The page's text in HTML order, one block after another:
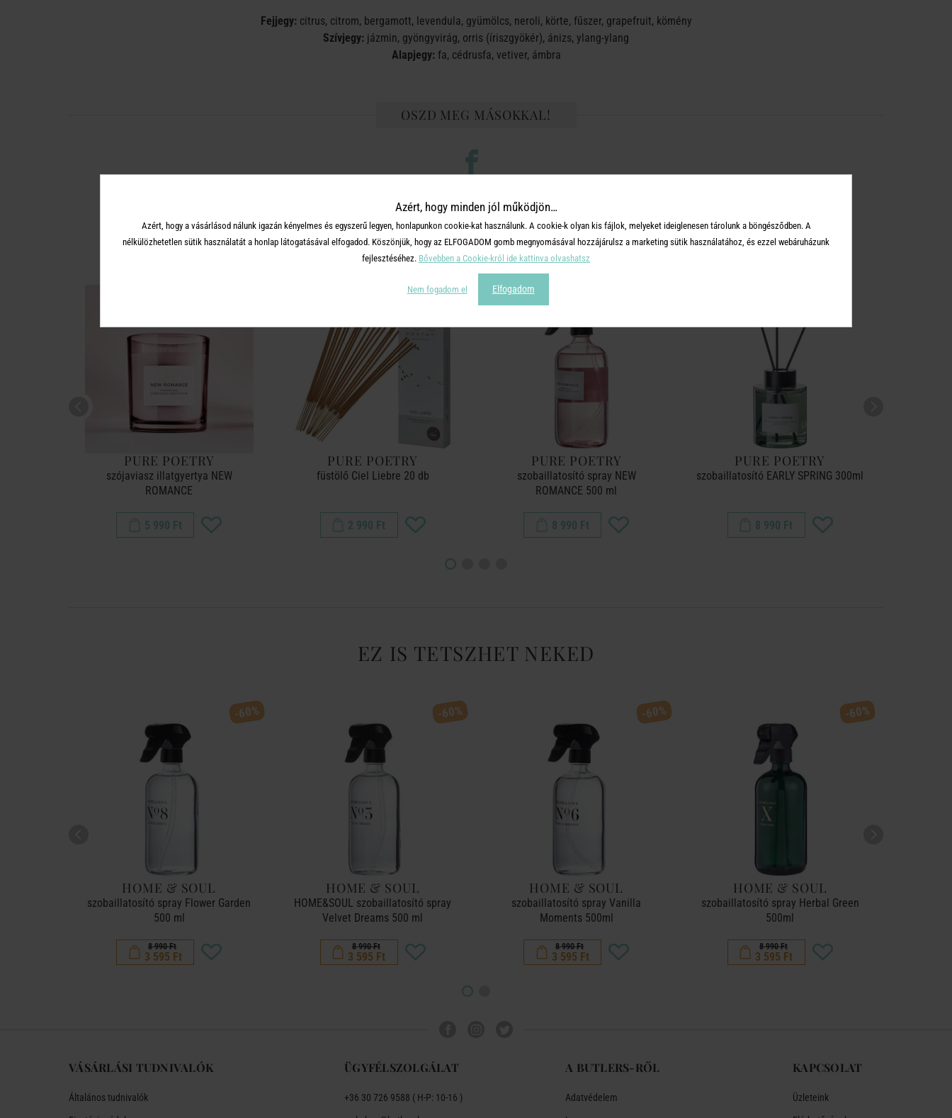
Fejjegy:citrus, citrom, bergamott, levendula, gyümölcs, neroli, körte, fűszer, grapefruit, kömény
Szívjegy: jázmin, gyöngyvirág, orris (íriszgyökér), ánizs, ylang-ylang
Alapjegy:fa, cédrusfa, vetiver, ámbra
OSZD MEG MÁSOKKAL!
A TERMÉKCSALÁD TOVÁBBI TERMÉKEI
PURE POETRY
szójaviasz illatgyertya NEW
ROMANCE
5 990 Ft
PURE POETRY
füstölő Ciel Liebre 20 db
2 990 Ft
PURE POETRY
szobaillatosító spray NEW
ROMANCE 500 ml
8 990 Ft
PURE POETRY
szobaillatosító EARLY SPRING 300ml
8 990 Ft
EZ IS TETSZHET NEKED
-60%
HOME & SOUL
szobaillatosító spray Flower Garden
500 ml
8 990 Ft
3 595 Ft
-60%
HOME & SOUL
HOME&SOUL szobaillatosító spray
Velvet Dreams 500 ml
8 990 Ft
3 595 Ft
-60%
HOME & SOUL
szobaillatosító spray Vanilla
Moments 500ml
8 990 Ft
3 595 Ft
-60%
HOME & SOUL
szobaillatosító spray Herbal Green
500ml
8 990 Ft
3 595 Ft
VÁSÁRLÁSI TUDNIVALÓK
Általános tudnivalók
ÜGYFÉLSZOLGÁLAT
+36 30 726 9588 ( H-P: 10-16 )
A BUTLERS-RŐL
Adatvédelem
KAPCSOLAT
Üzleteink
Azért, hogy minden jól működjön…
Azért, hogy a vásárlásod nálunk igazán kényelmes és egyszerű legyen, honlapunkon cookie-kat használunk. A cookie-k olyan kis fájlok, melyeket ideiglenesen tárolunk a böngésződben. A
nélkülözhetetlen sütik használatát a honlap látogatásával elfogadod. Köszönjük, hogy az ELFOGADOM gomb megnyomásával hozzájárulsz a marketing sütik használatához, és ezzel webáruházunk
fejlesztéséhez. Bővebben a Cookie-król ide kattinva olvashatsz
Nem fogadom el Elfogadom